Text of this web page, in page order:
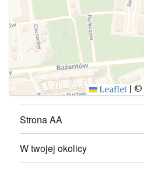
Leaflet ©
Strona AA
W twojej okolicy